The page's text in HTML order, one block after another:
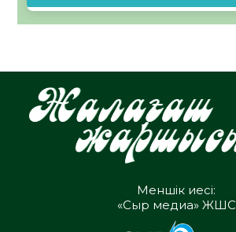
Меншік иесі:
«Сыр медиа» ЖШС